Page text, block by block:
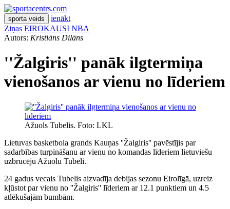
sporta veids
ienākt
Ziņas EIROKAUSI NBA
Autors: Kristiāns Dilāns
''Žalgiris'' panāk ilgtermiņa
vienošanos ar vienu no līderiem
Ažuols Tubelis. Foto: LKL
Lietuvas basketbola grands Kauņas ''Žalgiris'' pavēstījis par
sadarbības turpināšanu ar vienu no komandas līderiem lietuviešu
uzbrucēju Ažuolu Tubeli.
24 gadus vecais Tubelis aizvadīja debijas sezonu Eirolīgā, uzreiz
kļūstot par vienu no ''Žalgiris'' līderiem ar 12.1 punktiem un 4.5
atlēkušajām bumbām.